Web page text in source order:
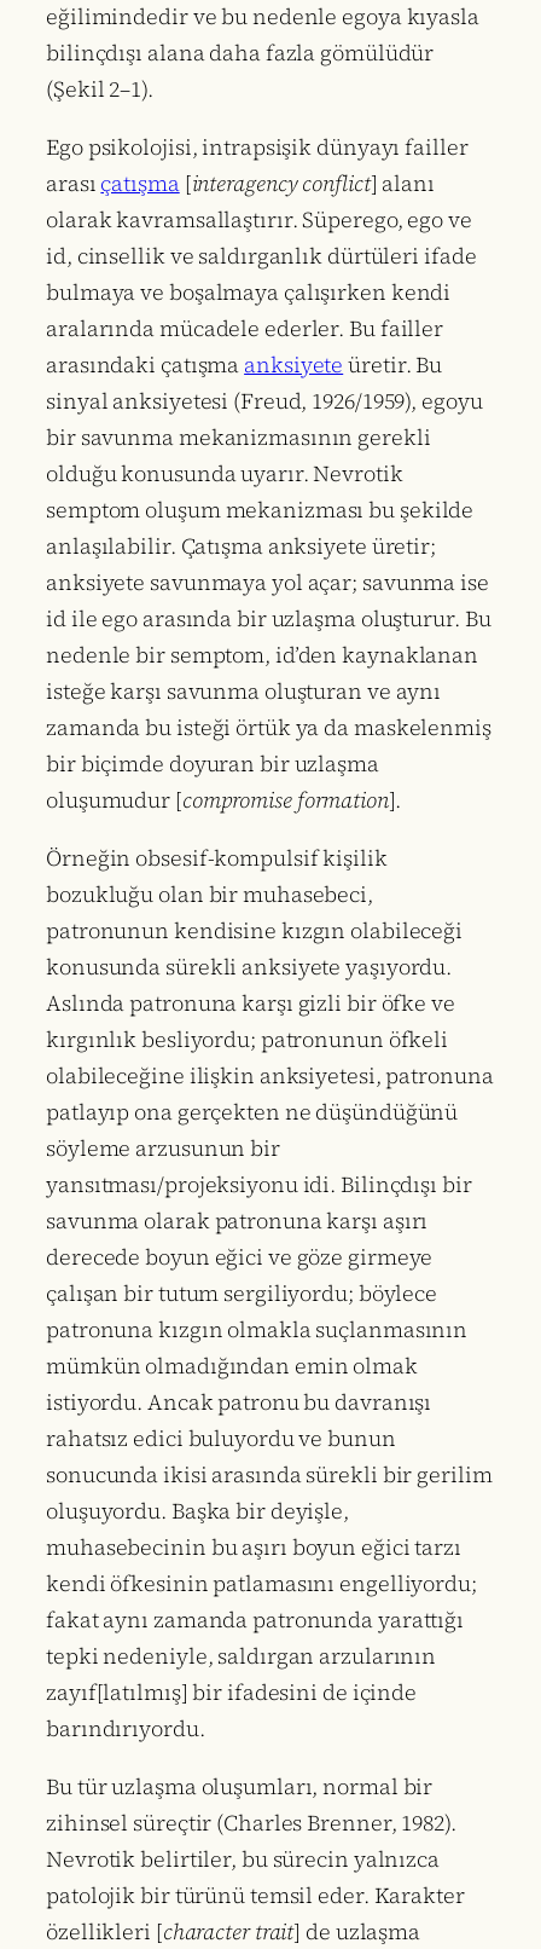
eğilimindedir ve bu nedenle egoya kıyasla
bilinçdışı alana daha fazla gömülüdür
(Şekil 2–1).
Ego psikolojisi, intrapsişik dünyayı failler
arası çatışma[interagency conflict] alanı
olarak kavramsallaştırır. Süperego, ego ve
id, cinsellik ve saldırganlık dürtüleri ifade
bulmaya ve boşalmaya çalışırken kendi
aralarında mücadele ederler. Bu failler
arasındaki çatışma anksiyete üretir. Bu
sinyal anksiyetesi (Freud, 1926/1959), egoyu
bir savunma mekanizmasının gerekli
olduğu konusunda uyarır. Nevrotik
semptom oluşum mekanizması bu şekilde
anlaşılabilir. Çatışma anksiyete üretir;
anksiyete savunmaya yol açar; savunma ise
id ile ego arasında bir uzlaşma oluşturur. Bu
nedenle bir semptom, id’den kaynaklanan
isteğe karşı savunma oluşturan ve aynı
zamanda bu isteği örtük ya da maskelenmiş
bir biçimde doyuran bir uzlaşma
oluşumudur [compromise formation].
Örneğin obsesif-kompulsif kişilik
bozukluğu olan bir muhasebeci,
patronunun kendisine kızgın olabileceği
konusunda sürekli anksiyete yaşıyordu.
Aslında patronuna karşı gizli bir öfke ve
kırgınlık besliyordu; patronunun öfkeli
olabileceğine ilişkin anksiyetesi, patronuna
patlayıp ona gerçekten ne düşündüğünü
söyleme arzusunun bir
yansıtması/projeksiyonu idi. Bilinçdışı bir
savunma olarak patronuna karşı aşırı
derecede boyun eğici ve göze girmeye
çalışan bir tutum sergiliyordu; böylece
patronuna kızgın olmakla suçlanmasının
mümkün olmadığından emin olmak
istiyordu. Ancak patronu bu davranışı
rahatsız edici buluyordu ve bunun
sonucunda ikisi arasında sürekli bir gerilim
oluşuyordu. Başka bir deyişle,
muhasebecinin bu aşırı boyun eğici tarzı
kendi öfkesinin patlamasını engelliyordu;
fakat aynı zamanda patronunda yarattığı
tepki nedeniyle, saldırgan arzularının
zayıf[latılmış] bir ifadesini de içinde
barındırıyordu.
Bu tür uzlaşma oluşumları, normal bir
zihinsel süreçtir (Charles Brenner, 1982).
Nevrotik belirtiler, bu sürecin yalnızca
patolojik bir türünü temsil eder. Karakter
özellikleri [character trait] de uzlaşma